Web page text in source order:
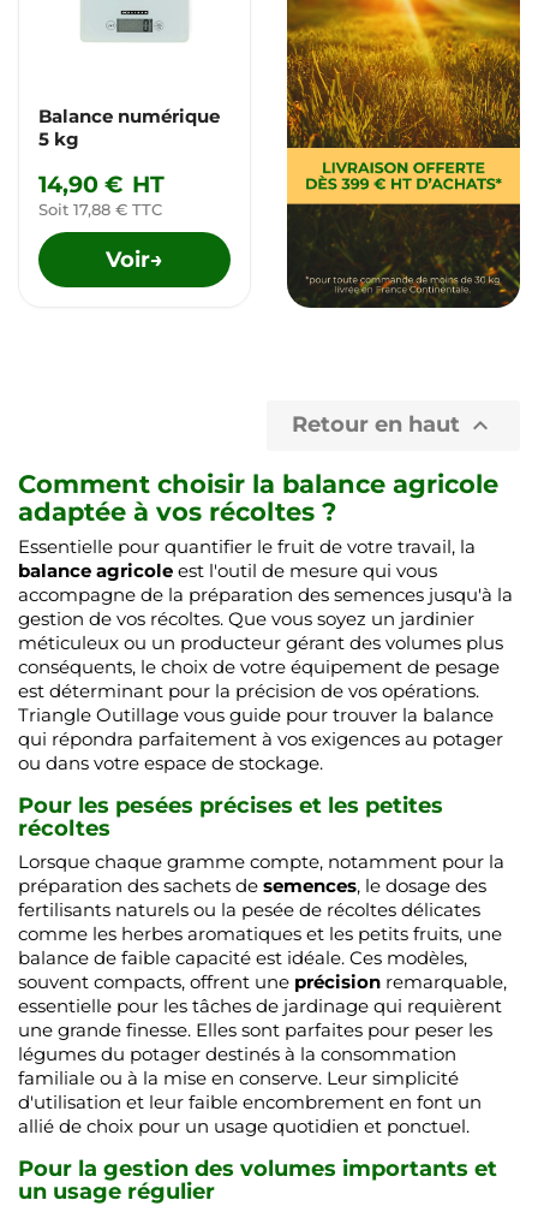
Balance numérique
5 kg
14,90 € HT
Soit 17,88 € TTC
Voir→
Retour en haut 
Comment choisir la balance agricole
adaptée à vos récoltes ?
Essentielle pour quantifier le fruit de votre travail, la
balance agricole est l'outil de mesure qui vous
accompagne de la préparation des semences jusqu'à la
gestion de vos récoltes. Que vous soyez un jardinier
méticuleux ou un producteur gérant des volumes plus
conséquents, le choix de votre équipement de pesage
est déterminant pour la précision de vos opérations.
Triangle Outillage vous guide pour trouver la balance
qui répondra parfaitement à vos exigences au potager
ou dans votre espace de stockage.
Pour les pesées précises et les petites
récoltes
Lorsque chaque gramme compte, notamment pour la
préparation des sachets de semences, le dosage des
fertilisants naturels ou la pesée de récoltes délicates
comme les herbes aromatiques et les petits fruits, une
balance de faible capacité est idéale. Ces modèles,
souvent compacts, offrent une précision remarquable,
essentielle pour les tâches de jardinage qui requièrent
une grande finesse. Elles sont parfaites pour peser les
légumes du potager destinés à la consommation
familiale ou à la mise en conserve. Leur simplicité
d'utilisation et leur faible encombrement en font un
allié de choix pour un usage quotidien et ponctuel.
Pour la gestion des volumes importants et
un usage régulier